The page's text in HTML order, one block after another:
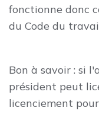
fonctionne donc
du Code du
Bon à savoir : si
président peut
licenciement